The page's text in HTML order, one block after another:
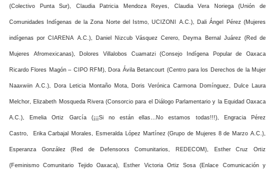
(Colectivo Punta Sur), Claudia Patricia Mendoza Reyes, Claudia Vera Noriega (Unión de
Comunidades Indígenas de la Zona Norte del Istmo, UCIZONI A.C.), Dali Ángel Pérez (Mujeres
indígenas por CIARENA A.C.), Daniel Nizcub Vásquez Cerero, Deyma Bernal Juárez (Red de
Mujeres Afromexicanas), Dolores Villalobos Cuamatzi (Consejo Indígena Popular de Oaxaca
Ricardo Flores Magón – CIPO RFM), Dora Ávila Betancourt (Centro para los Derechos de la Mujer
Naaxwiin A.C.), Dora Leticia Montaño Mota, Doris Verónica Carmona Domínguez, Dulce Laura
Melchor, Elizabeth Mosqueda Rivera (Consorcio para el Diálogo Parlamentario y la Equidad Oaxaca
A.C.), Emelia Ortiz García (¡¡¡Si no están ellas…No estamos todas!!!), Engracia Pérez
Castro, Erika Carbajal Morales, Esmeralda López Martínez (Grupo de Mujeres 8 de Marzo A.C.),
Esperanza González(Red de Defensorxs Comunitarios, REDECOM) , Esther Cruz Ortiz
(Feminismo Comunitario Tejido Oaxaca), Esther Victoria Ortiz Sosa (Enlace Comunicación y